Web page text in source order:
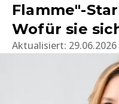
Flamme"-
Wofür sie
Aktualisiert: